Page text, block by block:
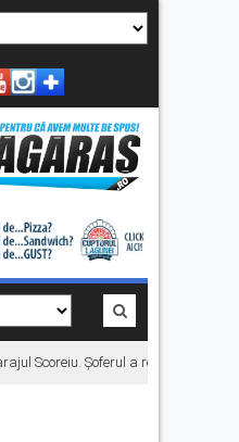
Scoreiu. Șoferul a reușit să iasă